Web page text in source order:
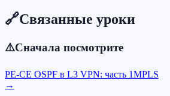
🔗Связанные уроки
⚠️Сначала посмотрите
PE-CE OSPF в L3 VPN: часть 1MPLS
→